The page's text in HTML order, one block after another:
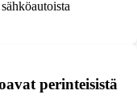
perinteisistä